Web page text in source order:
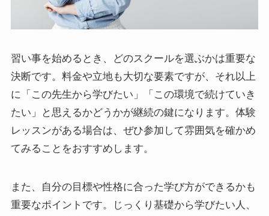
習い事を始めるとき、どのスクールを選ぶかは重要な
決断です。料金や立地も大切な要素ですが、それ以上
に「この先生から学びたい」「この環境で続けていき
たい」と思えるかどうかが継続の鍵になります。体験
レッスンがある場合は、ぜひ参加して雰囲気を確かめ
てみることをおすすめします。
また、自分の目標や性格に合った学び方ができるかも
重要なポイントです。じっくり基礎から学びたい人、